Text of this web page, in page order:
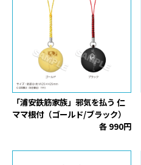
「浦安鉄筋家族」邪気を払う 仁
ママ根付（ゴールド/ブラック）
各 990円